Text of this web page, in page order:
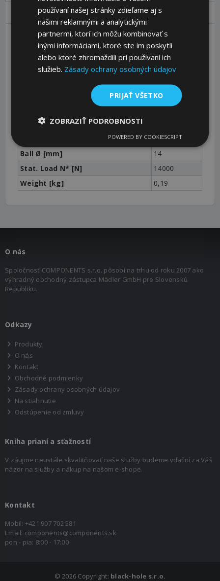
Parametre Ceny Popis
Shape
A
d1 [mm]
60
98
33
l3 [mm]
14
Ball Ø [mm]
14
Stat. Load N* [N]
14000
Weight [kg]
0,19
O nás
Spoločnosť COMPONENTS s.r.o. pôsobí na trhu od roku 2007 ako
výhradný obchodný zástupca Mädler GmbH pre Slovenskú
Republiku.
Odkazy
Produkty
O nás
Kontakt
Obchodné podmienky
Zásady ochrany osobných údajov
Na stiahnutie
Odstúpenie od zmluvy
Kniha prianí a sťažností
V záujme neustále skvalitňovať naše služby budeme vďační za Váš
názor na služby a nákup na našom e-shope.
Kontakt
Mobil: +421 907 702 581
Email: components@components.sk
pon - pia: 8:00 - 17:00
©2026 Copyright: black-hole s.r.o.
používaní našej stránky zdieľame aj s
našimi reklamnými a analytickými
partnermi, ktorí ich môžu kombinovať s
inými informáciami, ktoré ste im poskytli
alebo ktoré zhromaždili pri používaní ich
služieb. Zásady ochrany osobných údajov
PRIJAŤ VŠETKO
ZOBRAZIŤ PODROBNOSTI
POWERED BY COOKIESCRIPT